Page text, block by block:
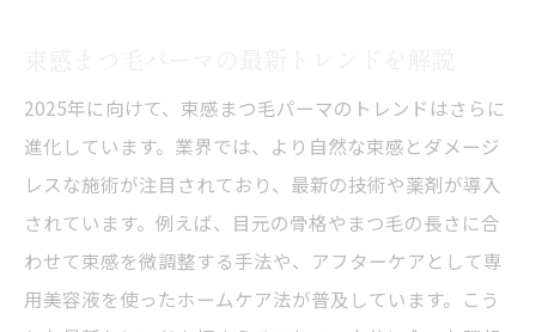
2025年に向けて、束感まつ毛パーマのトレンドはさらに
進化しています。業界では、より自然な束感とダメージ
レスな施術が注目されており、最新の技術や薬剤が導入
されています。例えば、目元の骨格やまつ毛の長さに合
わせて束感を微調整する手法や、アフターケアとして専
用美容液を使ったホームケア法が普及しています。こう